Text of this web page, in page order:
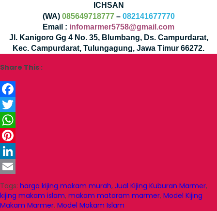
ICHSAN
(WA) 085649718777– 082141677770
Email : infomarmer5758@gmail.com
Jl. Kanigoro Gg 4 No. 35, Blumbang, Ds. Campurdarat,
Kec. Campurdarat, Tulungagung, Jawa Timur 66272.
Share This :
Facebook
Twitter
WhatsApp
Pinterest
LinkedIn
Email
Tags: harga kijing makam murah, Jual Kijing Kuburan Marmer,
kijing makam islam, makam mataram marmer, Model Kijing
Makam Marmer, Model Makam Islam